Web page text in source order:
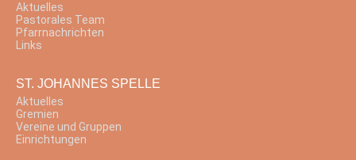
Aktuelles
Pastorales Team
Pfarrnachrichten
Links
ST. JOHANNES SPELLE
Aktuelles
Gremien
Vereine und Gruppen
Einrichtungen